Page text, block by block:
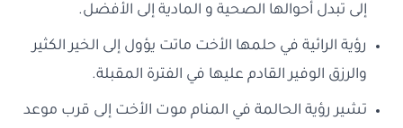
إلى تبدل أحوالها الصحية و المادية إلى الأفضل.
رؤية الرائية في حلمها الأخت ماتت يؤول إلى الخير الكثير
والرزق الوفير القادم عليها في الفترة المقبلة.
تشير رؤية الحالمة في المنام موت الأخت إلى قرب موعد